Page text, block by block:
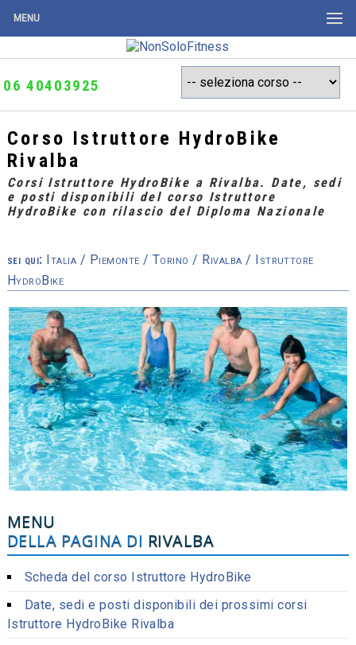
06 40403925
Corso Istruttore HydroBike
Rivalba
Corsi Istruttore HydroBike a Rivalba. Date, sedi
e posti disponibili del corso Istruttore
HydroBike con rilascio del Diploma Nazionale
sei qui: Italia / Piemonte / Torino/ Rivalba/ Istruttore
HydroBike
MENU
DELLA PAGINA DI RIVALBA
Scheda del corso Istruttore HydroBike
Date, sedi e posti disponibili dei prossimi corsi
Istruttore HydroBike Rivalba
MENU